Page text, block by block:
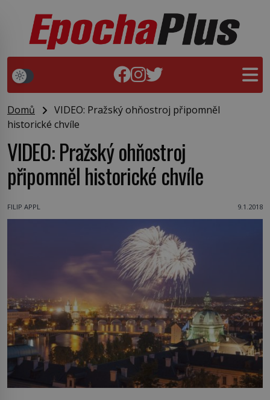
Domů
VIDEO: Pražský ohňostroj připomněl
historické chvíle
VIDEO: Pražský ohňostroj
připomněl historické chvíle
FILIP APPL 9.1.2018